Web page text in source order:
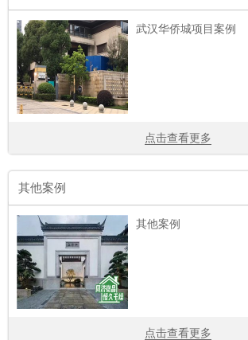
武汉华侨城项目案例
点击查看更多
其他案例
其他案例
点击查看更多